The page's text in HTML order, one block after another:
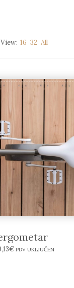
View: 16 32 All
€ PDV UKLJUČEN